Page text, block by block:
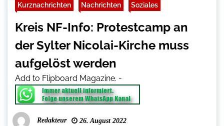
Kurznachrichten Nachrichten Soziales
Kreis NF-Info: Protestcamp an
der Sylter Nicolai-Kirche muss
aufgelöst werden
Add to Flipboard Magazine. -
Redakteur 26. August 2022